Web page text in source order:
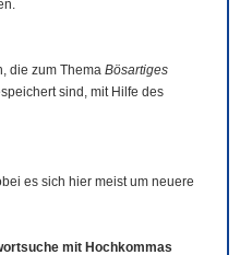
die zum Thema Bösartiges
sind, mit Hilfe des
es sich hier meist um neuere
mit Hochkommas